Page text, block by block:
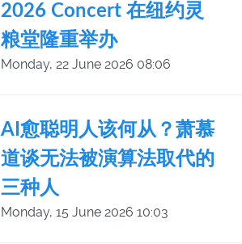
2026 Concert 在纽约灵
粮堂隆重举办
Monday, 22 June 2026 08:06
AI愈聪明人该何从？萧慕
道谈无法被演算法取代的
三种人
Monday, 15 June 2026 10:03